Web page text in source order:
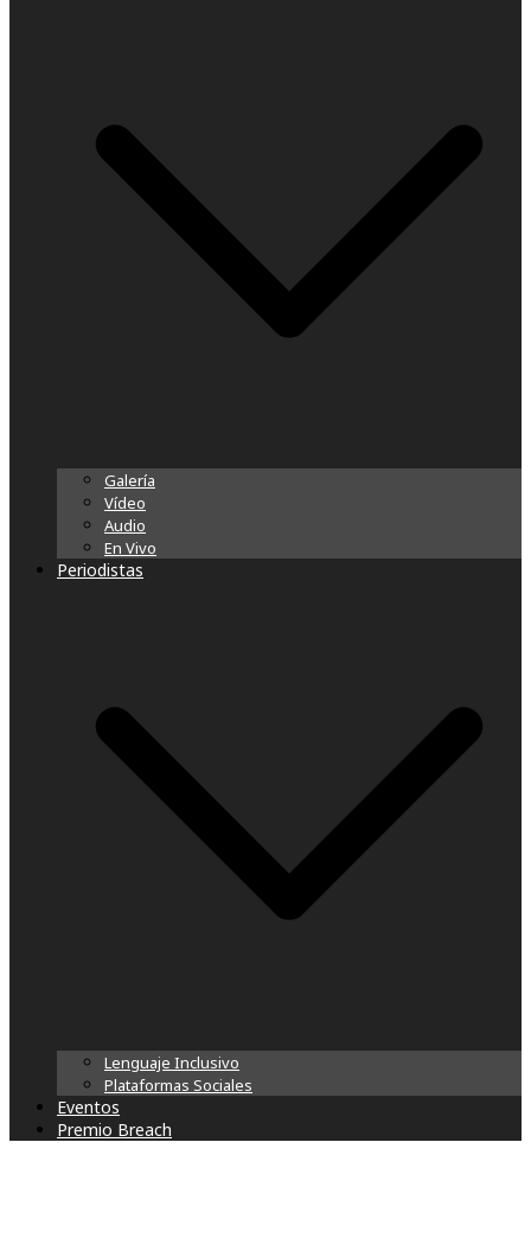
Galería
Vídeo
Audio
En Vivo
Periodistas
Lenguaje Inclusivo
Plataformas Sociales
Eventos
Premio Breach